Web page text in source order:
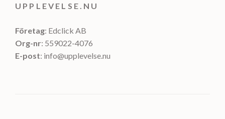
UPPLEVELSE.NU
Företag: Edclick AB
Org-nr: 559022-4076
E-post: info@upplevelse.nu